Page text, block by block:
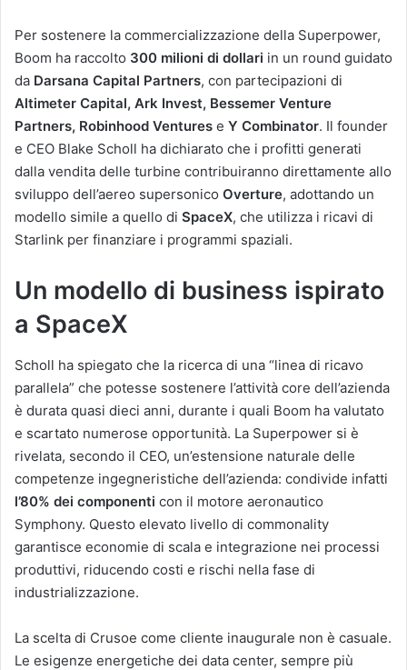
Per sostenere la commercializzazione della Superpower,
Boom ha raccolto 300 milioni di dollari in un round guidato
da Darsana Capital Partners, con partecipazioni di
Altimeter Capital, Ark Invest, Bessemer Venture
Partners, Robinhood Ventures e Y Combinator. Il founder
e CEO Blake Scholl ha dichiarato che i profitti generati
dalla vendita delle turbine contribuiranno direttamente allo
sviluppo dell’aereo supersonico Overture, adottando un
modello simile a quello di SpaceX, che utilizza i ricavi di
Starlink per finanziare i programmi spaziali.
Un modello di business ispirato
a SpaceX
Scholl ha spiegato che la ricerca di una “linea di ricavo
parallela” che potesse sostenere l’attività core dell’azienda
è durata quasi dieci anni, durante i quali Boom ha valutato
e scartato numerose opportunità. La Superpower si è
rivelata, secondo il CEO, un’estensione naturale delle
competenze ingegneristiche dell’azienda: condivide infatti
l’80% dei componenti con il motore aeronautico
Symphony. Questo elevato livello di commonality
garantisce economie di scala e integrazione nei processi
produttivi, riducendo costi e rischi nella fase di
industrializzazione.
La scelta di Crusoe come cliente inaugurale non è casuale.
Le esigenze energetiche dei data center, sempre più